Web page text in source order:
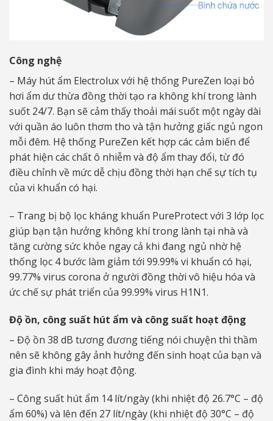
Công nghệ
– Máy hút ẩm Electrolux với hệ thống PureZen loại bỏ
hơi ẩm dư thừa đồng thời tạo ra không khí trong lành
suốt 24/7. Bạn sẽ cảm thấy thoải mái suốt một ngày dài
với quần áo luôn thơm tho và tận hưởng giấc ngủ ngon
mỗi đêm. Hệ thống PureZen kết hợp các cảm biến để
phát hiện các chất ô nhiễm và độ ẩm thay đổi, từ đó
điều chỉnh về mức dễ chịu đồng thời hạn chế sự tích tụ
của vi khuẩn có hại.
– Trang bị bộ lọc kháng khuẩn PureProtect với 3 lớp lọc
giúp bạn tận hưởng không khí trong lành tại nhà và
tăng cường sức khỏe ngay cả khi đang ngủ nhờ hệ
thống lọc 4 bước làm giảm tới 99.99% vi khuẩn có hại,
99.77% virus corona ở người đồng thời vô hiệu hóa và
ức chế sự phát triển của 99.99% virus H1N1.
Độ ồn, công suất hút ẩm và công suất hoạt động
– Độ ồn 38 dB tương đương tiếng nói chuyện thì thầm
nên sẽ không gây ảnh hưởng đến sinh hoạt của bạn và
gia đình khi máy hoạt động.
– Công suất hút ẩm 14 lít/ngày (khi nhiệt độ 26.7°C – độ
ẩm 60%) và lên đến 27 lít/ngày (khi nhiệt độ 30°C – độ